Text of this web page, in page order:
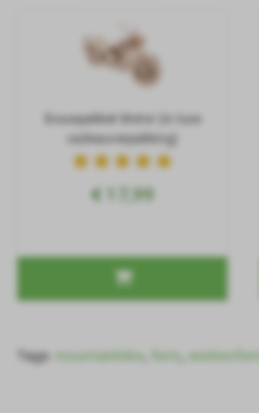
Bouwpakket Motor (in luxe
cadeauverpakking)
€ 17,99
Tags: mountainbike fiets wielrenfiets